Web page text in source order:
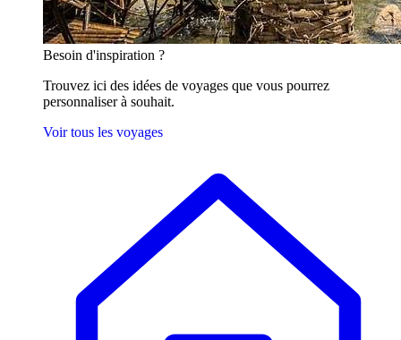
Besoin d'inspiration ?
Trouvez ici des idées de voyages que vous pourrez
personnaliser à souhait.
Voir tous les voyages